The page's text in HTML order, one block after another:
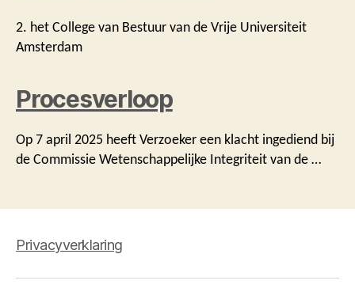
2. het College van Bestuur van de Vrije Universiteit
Amsterdam
Procesverloop
Op 7 april 2025 heeft Verzoeker een klacht ingediend bij
de Commissie Wetenschappelijke Integriteit van de …
Privacyverklaring